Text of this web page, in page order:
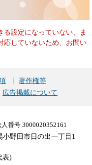
る設定になっていない、ま
応していないため、お問い
著作権等
広告掲載について
人番号 3000020352161
小野田市日の出一丁目1
表)